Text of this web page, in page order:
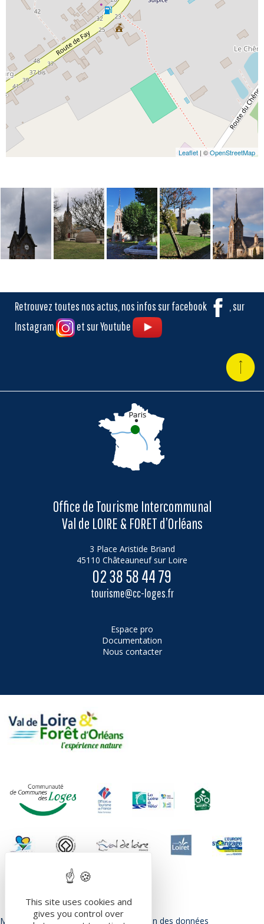
Leaflet | ©OpenStreetMap
Retrouvez toutes nos actus, nos infos sur facebook
, sur
Instagram
et sur Youtube
Office de Tourisme Intercommunal
Val de LOIRE & FORET d’Orléans
3 Place Aristide Briand
45110 Châteauneuf sur Loire
02 38 58 44 79
tourisme@cc-loges.fr
Espace pro
Documentation
Nous contacter
Mentions légales Politique de protection des données
This site uses cookies and
gives you control over